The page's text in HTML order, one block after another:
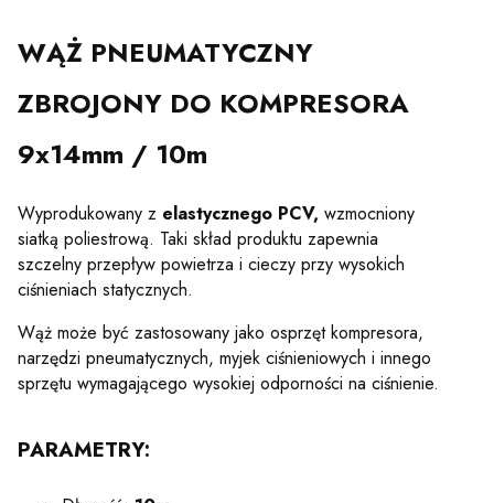
WĄŻ PNEUMATYCZNY
ZBROJONY DO KOMPRESORA
9x14mm / 10m
Wyprodukowany z elastycznego PCV, wzmocniony
siatką poliestrową. Taki skład produktu zapewnia
szczelny przepływ powietrza i cieczy przy wysokich
ciśnieniach statycznych.
Wąż może być zastosowany jako osprzęt kompresora,
narzędzi pneumatycznych, myjek ciśnieniowych i innego
sprzętu wymagającego wysokiej odporności na ciśnienie.
PARAMETRY: